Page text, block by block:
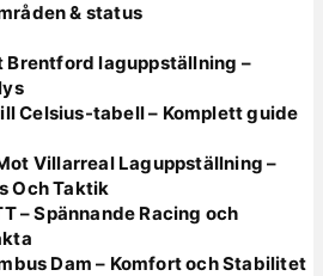
& status
Brentford laguppställning –
Celsius-tabell – Komplett guide
Villarreal Laguppställning –
Och Taktik
– Spännande Racing och
Dam – Komfort och Stabilitet